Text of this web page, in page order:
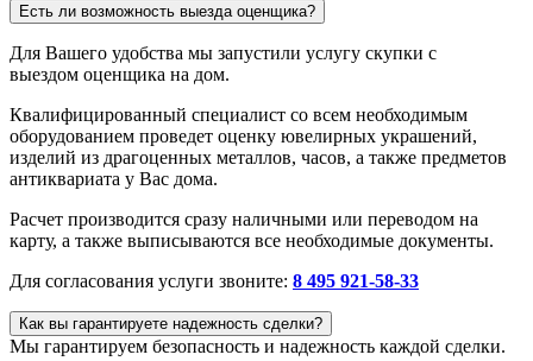
Есть ли возможность выезда оценщика?
Для Вашего удобства мы запустили услугу скупки с
выездом оценщика на дом.
Квалифицированный специалист со всем необходимым
оборудованием проведет оценку ювелирных украшений,
изделий из драгоценных металлов, часов, а также предметов
антиквариата у Вас дома.
Расчет производится сразу наличными или переводом на
карту, а также выписываются все необходимые документы.
Для согласования услуги звоните: 8 495 921-58-33
Как вы гарантируете надежность сделки?
Мы гарантируем безопасность и надежность каждой сделки.